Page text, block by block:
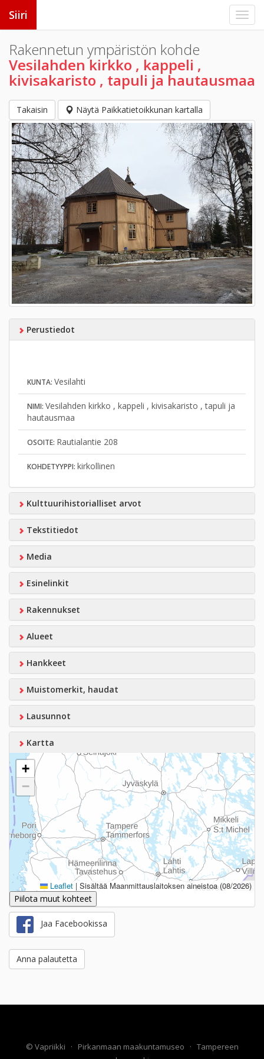
Siiri
Rakennetun ympäristön kohde
Vesilahden kirkko , kappeli ,
kivisakaristo , tapuli ja hautausmaa
Takaisin Näytä Paikkatietoikkunan kartalla
Perustiedot
KUNTA: Vesilahti
NIMI: Vesilahden kirkko , kappeli , kivisakaristo , tapuli ja
hautausmaa
OSOITE: Rautialantie 208
KOHDETYYPPI: kirkollinen
Kulttuurihistorialliset arvot
Tekstitiedot
Media
Esinelinkit
Rakennukset
Alueet
Hankkeet
Muistomerkit, haudat
Lausunnot
Kartta
+
−
Leaflet | Sisältää Maanmittauslaitoksen aineistoa (08/2026)
Piilota muut kohteet
Jaa Facebookissa
Anna palautetta
© Vapriikki · Pirkanmaan maakuntamuseo · Tampereen